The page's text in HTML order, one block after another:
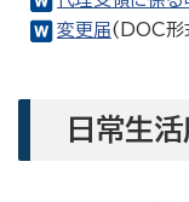
変更届(DOC形
日常生